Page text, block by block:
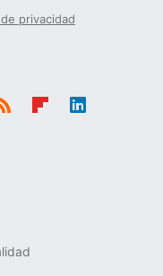
privacidad